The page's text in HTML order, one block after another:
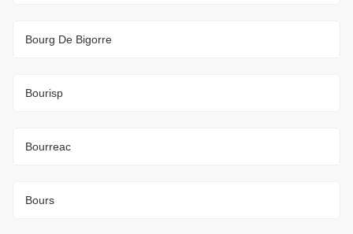
Bourg De Bigorre
Bourisp
Bourreac
Bours